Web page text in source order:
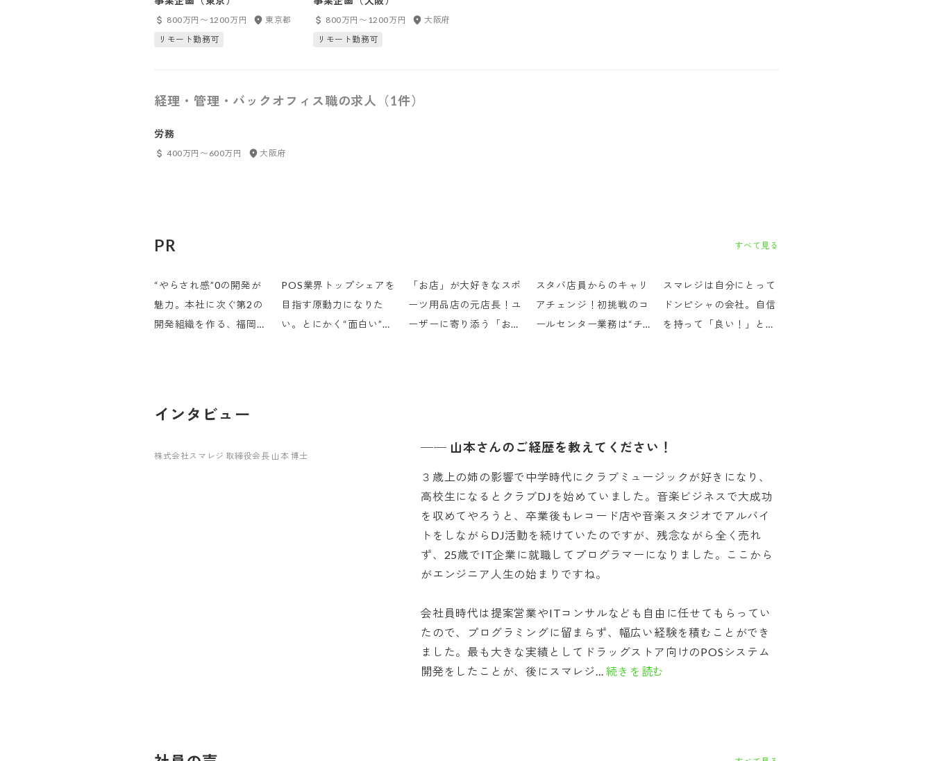
800万円〜1200万円
東京都
リモート勤務可
800万円〜1200万円
大阪府
リモート勤務可
経理・管理・バックオフィス職の求人（1件）
労務
400万円〜600万円 大阪府
PR すべて見る
“やらされ感”0の開発が
魅力。本社に次ぐ第2の
開発組織を作る、福岡オ
POS業界トップシェアを
目指す原動力になりた
い。とにかく“面白い”プ
「お店」が大好きなスポ
ーツ用品店の元店長！ユ
ーザーに寄り添う「お店
スタバ店員からのキャリ
アチェンジ！初挑戦のコ
ールセンター業務は“チ
スマレジは自分にとって
ドンピシャの会社。自信
を持って「良い！」と思
インタビュー
株式会社スマレジ 取締役会長 山本 博士
── 山本さんのご経歴を教えてください！
３歳上の姉の影響で中学時代にクラブミュージックが好きになり、
高校生になるとクラブDJを始めていました。音楽ビジネスで大成功
を収めてやろうと、卒業後もレコード店や音楽スタジオでアルバイ
トをしながらDJ活動を続けていたのですが、残念ながら全く売れ
ず、25歳でIT企業に就職してプログラマーになりました。ここから
がエンジニア人生の始まりですね。
会社員時代は提案営業やITコンサルなども自由に任せてもらってい
たので、プログラミングに留まらず、幅広い経験を積むことができ
ました。最も大きな実績としてドラッグストア向けのPOSシステム
開発をしたことが、後にスマレジ... 続きを読む